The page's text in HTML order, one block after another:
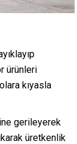
ürünleri
kıyasla
gerileyerek
üretkenlik